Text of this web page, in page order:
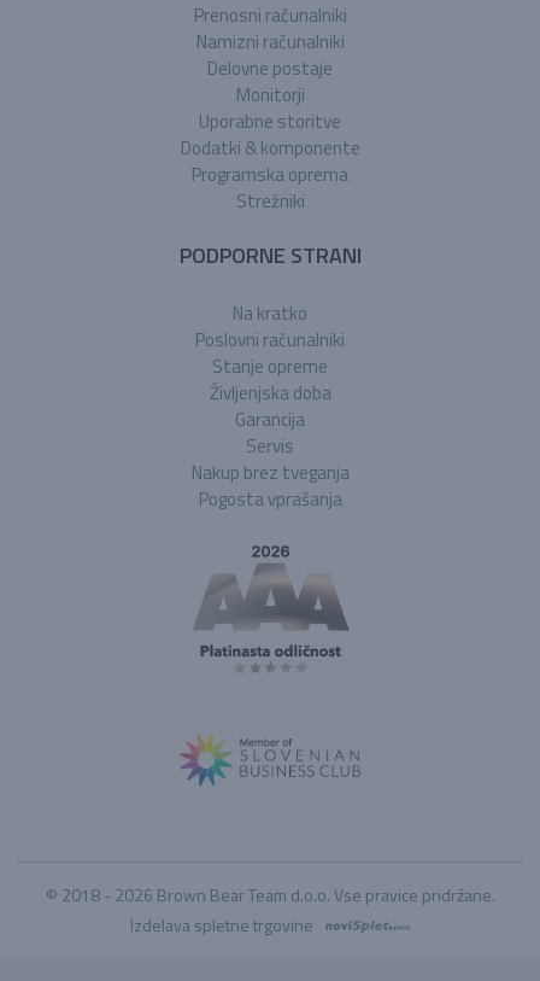
Prenosni računalniki
Namizni računalniki
Delovne postaje
Monitorji
Uporabne storitve
Dodatki & komponente
Programska oprema
Strežniki
PODPORNE STRANI
Na kratko
Poslovni računalniki
Stanje opreme
Življenjska doba
Garancija
Servis
Nakup brez tveganja
Pogosta vprašanja
© 2018 - 2026 Brown Bear Team d.o.o. Vse pravice pridržane.
Izdelava spletne trgovine